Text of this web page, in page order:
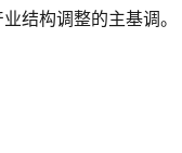
结构调整的主基调。